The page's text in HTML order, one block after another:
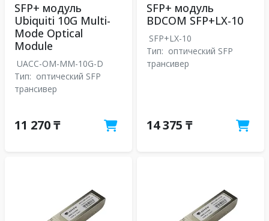
SFP+ модуль
Ubiquiti 10G Multi-
Mode Optical
Module
UACC-OM-MM-10G-D
Тип: оптический SFP
трансивер
11 270 ₸
SFP+ модуль
BDCOM SFP+LX-10
SFP+LX-10
Тип: оптический SFP
трансивер
14 375 ₸